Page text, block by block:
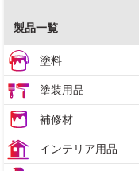
製品一覧
塗料
塗装用品
補修材
インテリア用品